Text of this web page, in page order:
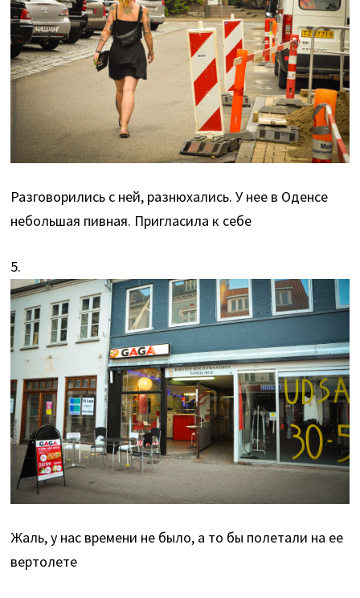
Разговорились с ней, разнюхались. У нее в Оденсе
небольшая пивная. Пригласила к себе
5.
Жаль, у нас времени не было, а то бы полетали на ее
вертолете